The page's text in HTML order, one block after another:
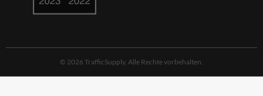
© 2026 TrafficSupply. Alle Rechte vorbehalten.